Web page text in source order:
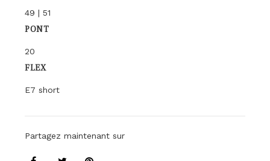
49 | 51
PONT
20
FLEX
E7 short
Partagez maintenant sur